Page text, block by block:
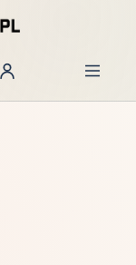
Zaloguj